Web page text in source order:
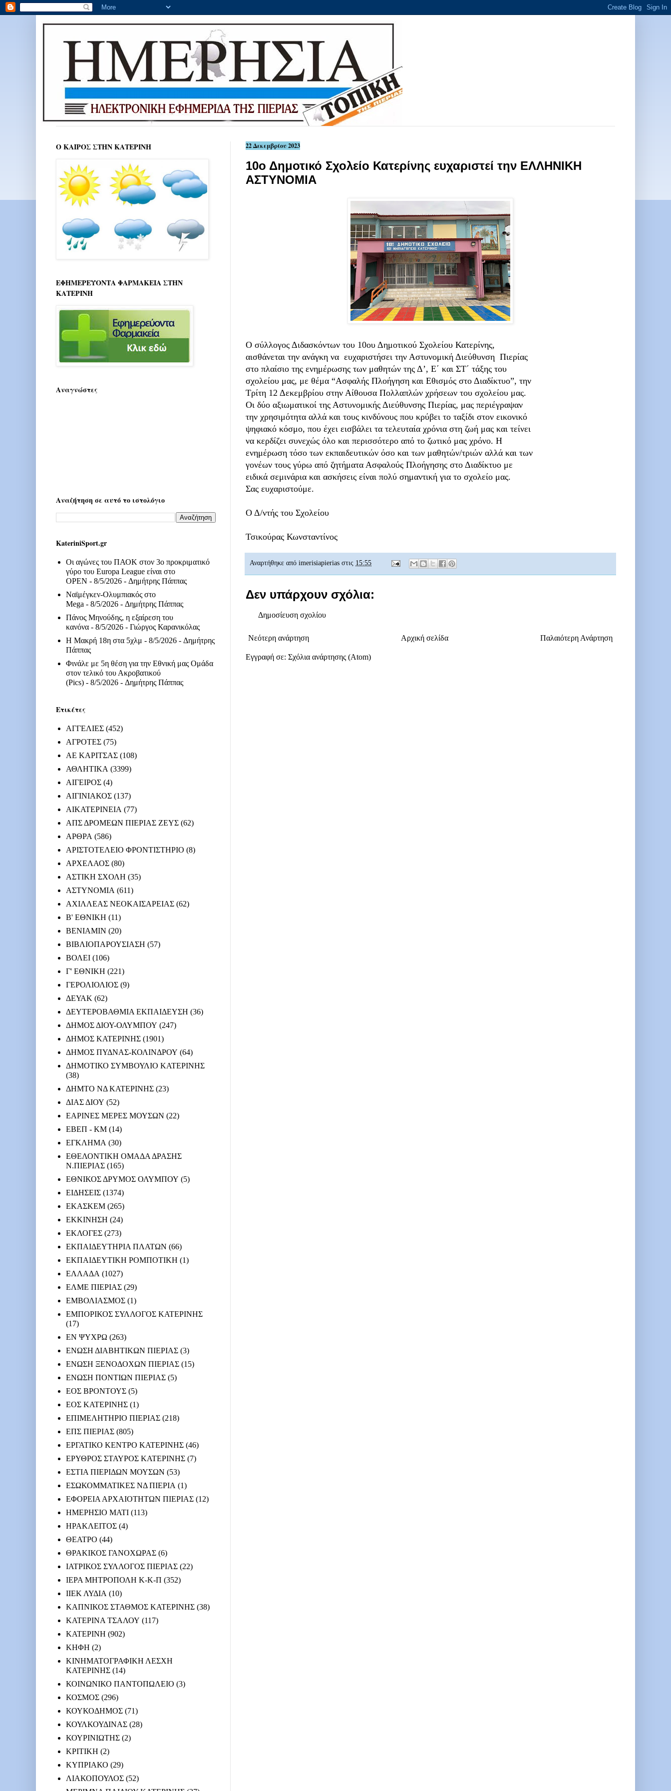
22 Δεκεμβρίου 2023
10ο Δημοτικό Σχολείο Κατερίνης ευχαριστεί την ΕΛΛΗΝΙΚΗ
ΑΣΤΥΝΟΜΙΑ
Ο σύλλογος Διδασκόντων του 10ου Δημοτικού Σχολείου Κατερίνης,
αισθάνεται την ανάγκη να ευχαριστήσει την Αστυνομική Διεύθυνση Πιερίας
στο πλαίσιο της ενημέρωσης των μαθητών της Δ’, Ε΄ και ΣΤ΄ τάξης του
σχολείου μας, με θέμα “Ασφαλής Πλοήγηση και Εθισμός στο Διαδίκτυο”, την
Τρίτη 12 Δεκεμβρίου στην Αίθουσα Πολλαπλών χρήσεων του σχολείου μας.
Οι δύο αξιωματικοί της Αστυνομικής Διεύθυνσης Πιερίας, μας περιέγραψαν
την χρησιμότητα αλλά και τους κινδύνους που κρύβει το ταξίδι στον εικονικό
ψηφιακό κόσμο, που έχει εισβάλει τα τελευταία χρόνια στη ζωή μας και τείνει
να κερδίζει συνεχώς όλο και περισσότερο από το ζωτικό μας χρόνο. Η
ενημέρωση τόσο των εκπαιδευτικών όσο και των μαθητών/τριών αλλά και των
γονέων τους γύρω από ζητήματα Ασφαλούς Πλοήγησης στο Διαδίκτυο με
ειδικά σεμινάρια και ασκήσεις είναι πολύ σημαντική για το σχολείο μας.
Σας ευχαριστούμε.
Ο Δ/ντής του Σχολείου
Τσικούρας Κωνσταντίνος
Αναρτήθηκε από imerisiapierias στις 15:55
Δεν υπάρχουν σχόλια:
Δημοσίευση σχολίου
Νεότερη ανάρτηση Παλαιότερη Ανάρτηση
Αρχική σελίδα
Εγγραφή σε: Σχόλια ανάρτησης (Atom)
Ο ΚΑΙΡΟΣ ΣΤΗΝ ΚΑΤΕΡΙΝΗ
ΕΦΗΜΕΡΕΥΟΝΤΑ ΦΑΡΜΑΚΕΙΑ ΣΤΗΝ
ΚΑΤΕΡΙΝΗ
Αναγνώστες
Αναζήτηση σε αυτό το ιστολόγιο
KateriniSport.gr
Οι αγώνες του ΠΑΟΚ στον 3ο προκριματικό
γύρο του Europa League είναι στο
OPEN - 8/5/2026 - Δημήτρης Πάππας
Ναϊμέγκεν-Ολυμπιακός στο
Mega - 8/5/2026 - Δημήτρης Πάππας
Πάνος Μηνούδης, η εξαίρεση του
κανόνα - 8/5/2026 - Γιώργος Καρανικόλας
Η Μακρή 18η στα 5χλμ - 8/5/2026 - Δημήτρης
Πάππας
Φινάλε με 5η θέση για την Εθνική μας Ομάδα
στον τελικό του Ακροβατικού
(Pics) - 8/5/2026 - Δημήτρης Πάππας
Ετικέτες
ΑΓΓΕΛΙΕΣ (452)
ΑΓΡΟΤΕΣ (75)
ΑΕ ΚΑΡΙΤΣΑΣ (108)
ΑΘΛΗΤΙΚΑ (3399)
ΑΙΓΕΙΡΟΣ (4)
ΑΙΓΙΝΙΑΚΟΣ (137)
ΑΙΚΑΤΕΡΙΝΕΙΑ (77)
ΑΠΣ ΔΡΟΜΕΩΝ ΠΙΕΡΙΑΣ ΖΕΥΣ (62)
ΑΡΘΡΑ (586)
ΑΡΙΣΤΟΤΕΛΕΙΟ ΦΡΟΝΤΙΣΤΗΡΙΟ (8)
ΑΡΧΕΛΑΟΣ (80)
ΑΣΤΙΚΗ ΣΧΟΛΗ (35)
ΑΣΤΥΝΟΜΙΑ (611)
ΑΧΙΛΛΕΑΣ ΝΕΟΚΑΙΣΑΡΕΙΑΣ (62)
Β' ΕΘΝΙΚΗ (11)
ΒΕΝΙΑΜΙΝ (20)
ΒΙΒΛΙΟΠΑΡΟΥΣΙΑΣΗ (57)
ΒΟΛΕΙ (106)
Γ' ΕΘΝΙΚΗ (221)
ΓΕΡΟΛΙΟΛΙΟΣ (9)
ΔΕΥΑΚ (62)
ΔΕΥΤΕΡΟΒΑΘΜΙΑ ΕΚΠΑΙΔΕΥΣΗ (36)
ΔΗΜΟΣ ΔΙΟΥ-ΟΛΥΜΠΟΥ (247)
ΔΗΜΟΣ ΚΑΤΕΡΙΝΗΣ (1901)
ΔΗΜΟΣ ΠΥΔΝΑΣ-ΚΟΛΙΝΔΡΟΥ (64)
ΔΗΜΟΤΙΚΟ ΣΥΜΒΟΥΛΙΟ ΚΑΤΕΡΙΝΗΣ
(38)
ΔΗΜΤΟ ΝΔ ΚΑΤΕΡΙΝΗΣ (23)
ΔΙΑΣ ΔΙΟΥ (52)
ΕΑΡΙΝΕΣ ΜΕΡΕΣ ΜΟΥΣΩΝ (22)
ΕΒΕΠ - ΚΜ (14)
ΕΓΚΛΗΜΑ (30)
ΕΘΕΛΟΝΤΙΚΗ ΟΜΑΔΑ ΔΡΑΣΗΣ
Ν.ΠΙΕΡΙΑΣ (165)
ΕΘΝΙΚΟΣ ΔΡΥΜΟΣ ΟΛΥΜΠΟΥ (5)
ΕΙΔΗΣΕΙΣ (1374)
ΕΚΑΣΚΕΜ (265)
ΕΚΚΙΝΗΣΗ (24)
ΕΚΛΟΓΕΣ (273)
ΕΚΠΑΙΔΕΥΤΗΡΙΑ ΠΛΑΤΩΝ (66)
ΕΚΠΑΙΔΕΥΤΙΚΗ ΡΟΜΠΟΤΙΚΗ (1)
ΕΛΛΑΔΑ (1027)
ΕΛΜΕ ΠΙΕΡΙΑΣ (29)
ΕΜΒΟΛΙΑΣΜΟΣ (1)
ΕΜΠΟΡΙΚΟΣ ΣΥΛΛΟΓΟΣ ΚΑΤΕΡΙΝΗΣ
(17)
ΕΝ ΨΥΧΡΩ (263)
ΕΝΩΣΗ ΔΙΑΒΗΤΙΚΩΝ ΠΙΕΡΙΑΣ (3)
ΕΝΩΣΗ ΞΕΝΟΔΟΧΩΝ ΠΙΕΡΙΑΣ (15)
ΕΝΩΣΗ ΠΟΝΤΙΩΝ ΠΙΕΡΙΑΣ (5)
ΕΟΣ ΒΡΟΝΤΟΥΣ (5)
ΕΟΣ ΚΑΤΕΡΙΝΗΣ (1)
ΕΠΙΜΕΛΗΤΗΡΙΟ ΠΙΕΡΙΑΣ (218)
ΕΠΣ ΠΙΕΡΙΑΣ (805)
ΕΡΓΑΤΙΚΟ ΚΕΝΤΡΟ ΚΑΤΕΡΙΝΗΣ (46)
ΕΡΥΘΡΟΣ ΣΤΑΥΡΟΣ ΚΑΤΕΡΙΝΗΣ (7)
ΕΣΤΙΑ ΠΙΕΡΙΔΩΝ ΜΟΥΣΩΝ (53)
ΕΣΩΚΟΜΜΑΤΙΚΕΣ ΝΔ ΠΙΕΡΙΑ (1)
ΕΦΟΡΕΙΑ ΑΡΧΑΙΟΤΗΤΩΝ ΠΙΕΡΙΑΣ (12)
ΗΜΕΡΗΣΙΟ ΜΑΤΙ (113)
ΗΡΑΚΛΕΙΤΟΣ (4)
ΘΕΑΤΡΟ (44)
ΘΡΑΚΙΚΟΣ ΓΑΝΟΧΩΡΑΣ (6)
ΙΑΤΡΙΚΟΣ ΣΥΛΛΟΓΟΣ ΠΙΕΡΙΑΣ (22)
ΙΕΡΑ ΜΗΤΡΟΠΟΛΗ Κ-Κ-Π (352)
ΙΙΕΚ ΛΥΔΙΑ (10)
ΚΑΠΝΙΚΟΣ ΣΤΑΘΜΟΣ ΚΑΤΕΡΙΝΗΣ (38)
ΚΑΤΕΡΙΝΑ ΤΣΑΛΟΥ (117)
ΚΑΤΕΡΙΝΗ (902)
ΚΗΦΗ (2)
ΚΙΝΗΜΑΤΟΓΡΑΦΙΚΗ ΛΕΣΧΗ
ΚΑΤΕΡΙΝΗΣ (14)
ΚΟΙΝΩΝΙΚΟ ΠΑΝΤΟΠΩΛΕΙΟ (3)
ΚΟΣΜΟΣ (296)
ΚΟΥΚΟΔΗΜΟΣ (71)
ΚΟΥΛΚΟΥΔΙΝΑΣ (28)
ΚΟΥΡΙΝΙΩΤΗΣ (2)
ΚΡΙΤΙΚΗ (2)
ΚΥΠΡΙΑΚΟ (29)
ΛΙΑΚΟΠΟΥΛΟΣ (52)